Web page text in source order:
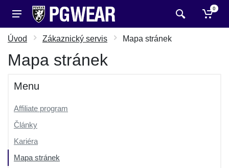
0
Úvod Zákaznický servis Mapa stránek
Mapa stránek
Menu
Affiliate program
Články
Kariéra
Mapa stránek